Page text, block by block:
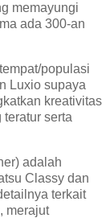
memayungi
ada 300-an
populasi
Luxio supaya
kreativitas
serta
adalah
Classy dan
terkait
merajut